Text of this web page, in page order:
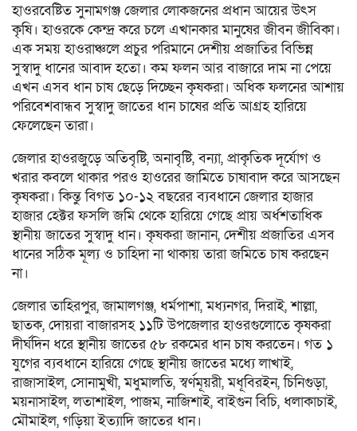
হাওরবেষ্টিত সুনামগঞ্জ জেলার লোকজনের প্রধান আয়ের উৎস
কৃষি। হাওরকে কেন্দ্র করে চলে এখানকার মানুষের জীবন জীবিকা।
এক সময় হাওরাঞ্চলে প্রচুর পরিমানে দেশীয় প্রজাতির বিভিন্ন
সুস্বাদু ধানের আবাদ হতো। কম ফলন আর বাজারে দাম না পেয়ে
এখন এসব ধান চাষ ছেড়ে দিচ্ছেন কৃষকরা। অধিক ফলনের আশায়
পরিবেশবান্ধব সুস্বাদু জাতের ধান চাষের প্রতি আগ্রহ হারিয়ে
ফেলেছেন তারা।
জেলার হাওরজুড়ে অতিবৃষ্টি, অনাবৃষ্টি, বন্যা, প্রাকৃতিক দূর্যোগ ও
খরার কবলে থাকার পরও হাওরের জামিতে চাষাবাদ করে আসছেন
কৃষকরা। কিন্তু বিগত ১০-১২ বছরের ব্যবধানে জেলার হাজার
হাজার হেক্টর ফসলি জমি থেকে হারিয়ে গেছে প্রায় অর্ধশতাধিক
স্থানীয় জাতের সুস্বাদু ধান। কৃষকরা জানান, দেশীয় প্রজাতির এসব
ধানের সঠিক মূল্য ও চাহিদা না থাকায় তারা জমিতে চাষ করছেন
না।
জেলার তাহিরপুর, জামালগঞ্জ, ধর্মপাশা, মধ্যনগর, দিরাই, শাল্লা,
ছাতক, দোয়রা বাজারসহ ১১টি উপজেলার হাওরগুলোতে কৃষকরা
দীর্ঘদিন ধরে স্থানীয় জাতের ৫৮ রকমের ধান চাষ করতেন। গত ১
যুগের ব্যবধানে হারিয়ে গেছে স্থানীয় জাতের মধ্যে লাখাই,
রাজাসাইল, সোনামুখী, মধুমালতি, স্বর্ণমূয়রী, মধূবিরইন, চিনিগুড়া,
ময়নাসাইল, লতাশাইল, পাজম, নাজিশাই, বাইগুন বিচি, ধলাকাচাই,
মৌমাইল, গড়িয়া ইত্যাদি জাতের ধান।